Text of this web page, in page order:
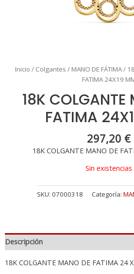
Inicio / Colgantes / MANO DE FÁTIMA/
FATIMA 24X19
18K COLGANTE
FATIMA
297,20 €
18K COLGANTE MANO DE
Sin existencias
SKU: 07000318 Categoría:
Descripción
18K COLGANTE MANO DE FATIMA 24